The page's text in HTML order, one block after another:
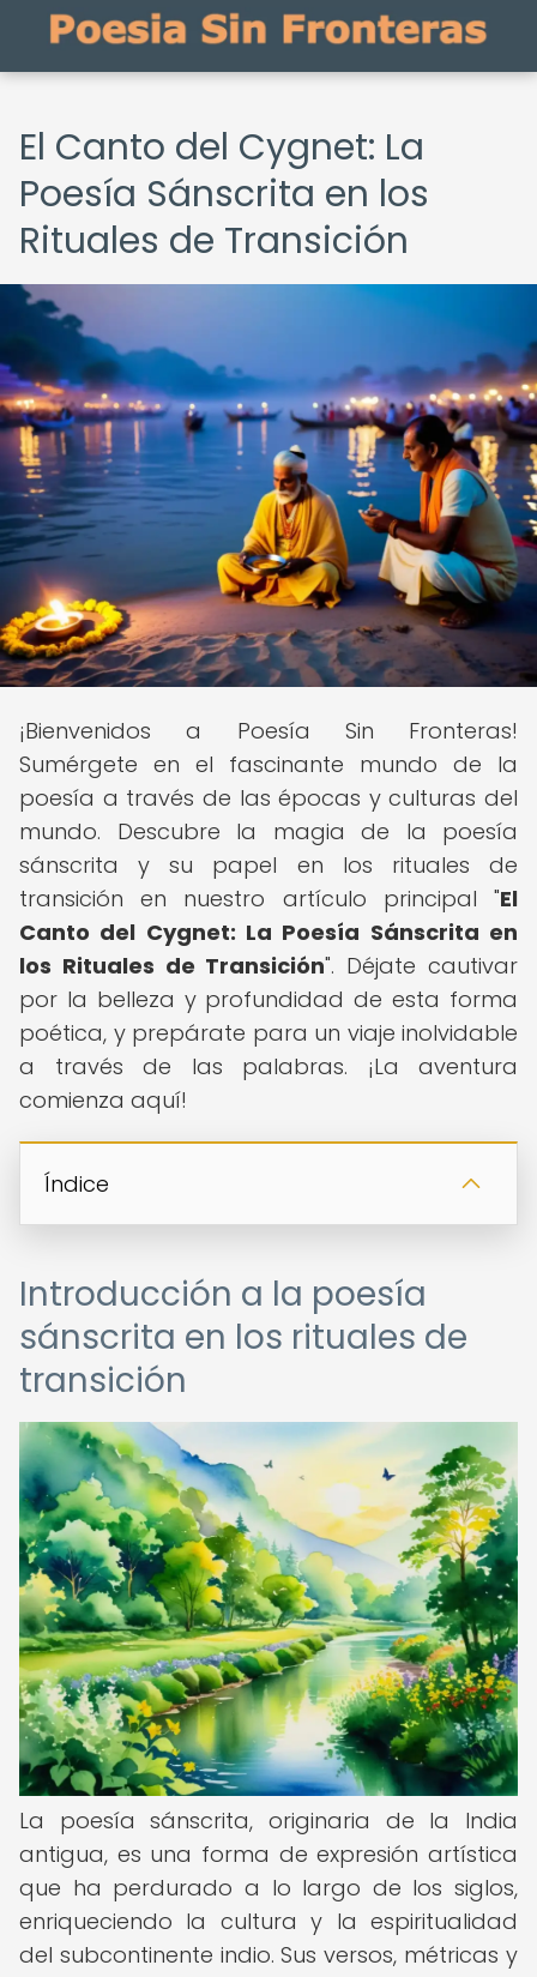
El Canto del Cygnet: La
Poesía Sánscrita en los
Rituales de Transición
¡Bienvenidos a Poesía Sin Fronteras!
Sumérgete en el fascinante mundo de la
poesía a través de las épocas y culturas del
mundo. Descubre la magia de la poesía
sánscrita y su papel en los rituales de
transición en nuestro artículo principal "El
Canto del Cygnet: La Poesía Sánscrita en
los Rituales de Transición". Déjate cautivar
por la belleza y profundidad de esta forma
poética, y prepárate para un viaje inolvidable
a través de las palabras. ¡La aventura
comienza aquí!
Índice
Introducción a la poesía
sánscrita en los rituales de
transición
La poesía sánscrita, originaria de la India
antigua, es una forma de expresión artística
que ha perdurado a lo largo de los siglos,
enriqueciendo la cultura y la espiritualidad
del subcontinente indio. Sus versos, métricas y